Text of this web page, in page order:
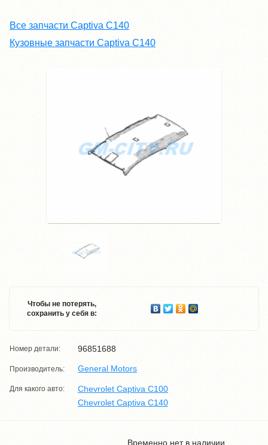
Все запчасти Captiva C140
Кузовные запчасти Captiva C140
Чтобы не потерять,
сохранить у себя в:
Номер детали: 96851688
Производитель: General Motors
Для какого авто:
Chevrolet Captiva C100
Chevrolet Captiva C140
Временно нет в наличии.